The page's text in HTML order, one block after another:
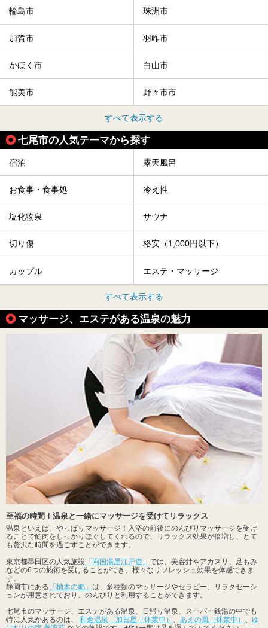
輪島市 珠洲市
加賀市 羽咋市
かほく市 白山市
能美市 野々市市
すべて表示する
七尾市の人気テーマから探す
宿泊 露天風呂
お食事・食事処 冷え性
塩化物泉 サウナ
切り傷 格安（1,000円以下）
カップル エステ・マッサージ
すべて表示する
マッサージ、エステがある温泉の魅力
至福の時間！温泉と一緒にマッサージを受けてリラックス
温泉といえば、やっぱりマッサージ！入浴の前後にのんびりマッサージを受け
ることで筋肉をしっかりほぐしてくれるので、リラックス効果が倍増し、とて
も贅沢な時間を過ごすことができます。
東京都墨田区の人気施設 「両国湯屋江戸遊」 では、美容針やアカスリ、足もみ
などの6つの施術を受けることができ、様々なリフレッシュ効果を体感できま
す。
静岡市にある 「柚木の郷」 は、多種類のマッサージやセラピー、リラクゼーシ
ョンが用意されており、のんびりと利用することができます。
七尾市のマッサージ、エステがある温泉、日帰り温泉、スーパー銭湯の中でも
特に人気があるのは、 和倉温泉 加賀屋（休業中） あえの風（休業中）
ゆ